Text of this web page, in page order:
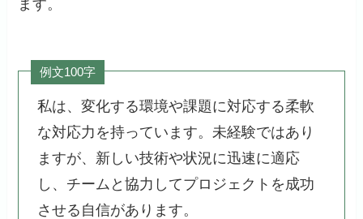
ます。
例文100字
私は、変化する環境や課題に対応する柔軟
な対応力を持っています。未経験ではあり
ますが、新しい技術や状況に迅速に適応
し、チームと協力してプロジェクトを成功
させる自信があります。